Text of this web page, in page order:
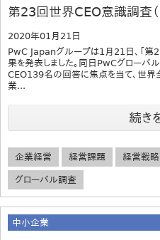
第23回世界CEO意識調査
2020年01月21日
PwC Japanグループは1月21日、「
果を発表しました。同日PwCグローバ
CEO139名の回答に焦点を当て、世界
業...
続き
企業経営 経営課題 経営戦略
グローバル調査
中小企業